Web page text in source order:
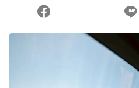
您當前剩餘 U 利點數：0